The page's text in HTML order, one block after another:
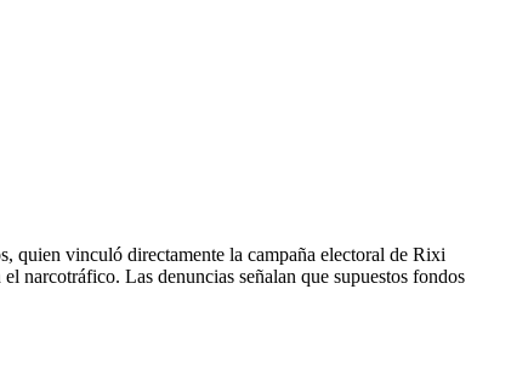
quien vinculó directamente la campaña electoral de Rixi
narcotráfico. Las denuncias señalan que supuestos fondos